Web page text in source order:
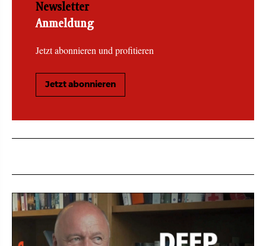
Newsletter
Anmeldung
Jetzt abonnieren und profitieren
Jetzt abonnieren